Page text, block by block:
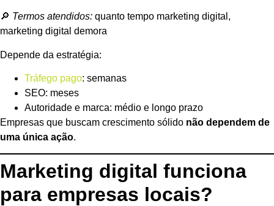
🔎 Termos atendidos: quanto tempo marketing digital,
marketing digital demora
Depende da estratégia:
Tráfego pago: semanas
SEO: meses
Autoridade e marca: médio e longo prazo
Empresas que buscam crescimento sólido não dependem de
uma única ação.
Marketing digital funciona
para empresas locais?